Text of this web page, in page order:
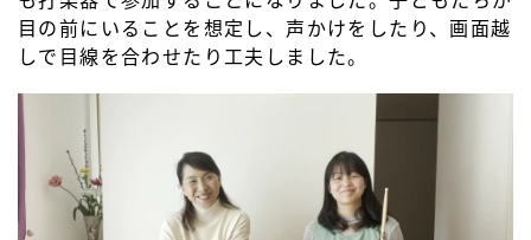
目の前にいることを想定し、声かけをしたり、画面越
しで目線を合わせたり工夫しました。